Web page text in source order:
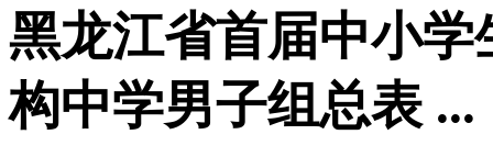
黑龙江省首届中小
构中学男子组总表 ...